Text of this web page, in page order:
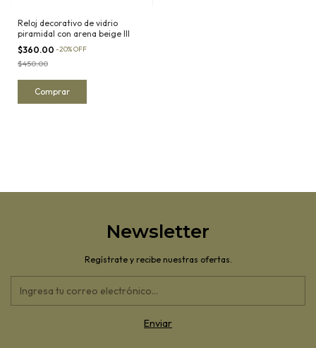
Reloj decorativo de vidrio
piramidal con arena beige III
$360.00 -20%OFF
$450.00
Newsletter
Regístrate y recibe nuestras ofertas.